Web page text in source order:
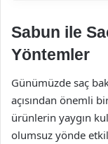
Sabun ile
Yöntemler
Günümüzde saç
açısından önemli
ürünlerin yaygın
olumsuz yönde